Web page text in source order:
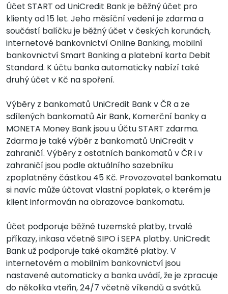
Účet START od UniCredit Bank je běžný účet pro
klienty od 15 let. Jeho měsíční vedení je zdarma a
součástí balíčku je běžný účet v českých korunách,
internetové bankovnictví Online Banking, mobilní
bankovnictví Smart Banking a platební karta Debit
Standard. K účtu banka automaticky nabízí také
druhý účet v Kč na spoření.
Výběry z bankomatů UniCredit Bank v ČR a ze
sdílených bankomatů Air Bank, Komerční banky a
MONETA Money Bank jsou u Účtu START zdarma.
Zdarma je také výběr z bankomatů UniCredit v
zahraničí. Výběry z ostatních bankomatů v ČR i v
zahraničí jsou podle aktuálního sazebníku
zpoplatněny částkou 45 Kč. Provozovatel bankomatu
si navíc může účtovat vlastní poplatek, o kterém je
klient informován na obrazovce bankomatu.
Účet podporuje běžné tuzemské platby, trvalé
příkazy, inkasa včetně SIPO i SEPA platby. UniCredit
Bank už podporuje také okamžité platby. V
internetovém a mobilním bankovnictví jsou
nastavené automaticky a banka uvádí, že je zpracuje
do několika vteřin, 24/7 včetně víkendů a svátků.